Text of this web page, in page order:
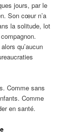
jours, par le
Son cœur n’a
la solitude, lot
qu’aucun
Comme sans
Comme
en santé.